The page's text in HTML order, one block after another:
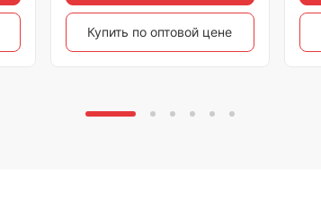
Купить по оптовой цене